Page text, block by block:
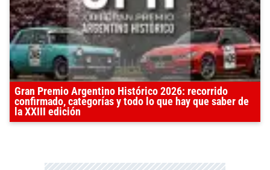
Gran Premio Argentino Histórico 2026: recorrido
confirmado, categorías y todo lo que hay que saber de
la XXIII edición